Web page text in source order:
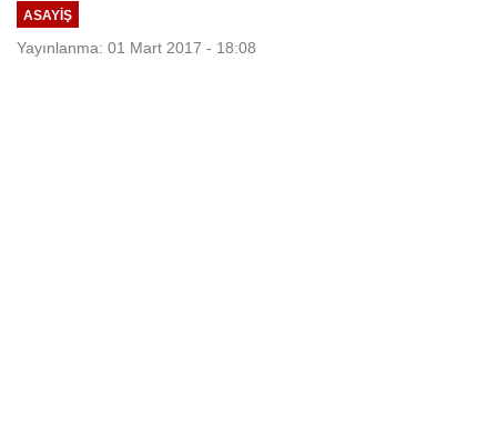
ASAYIŞ
Yayınlanma: 01 Mart 2017 - 18:08